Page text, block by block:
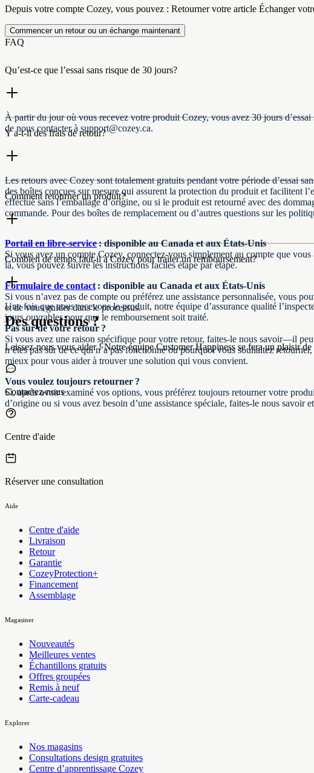
Depuis votre compte Cozey, vous pouvez : Retourner votre article Échanger
Commencer un retour ou un échange maintenant
FAQ
Qu’est-ce que l’essai sans risque de 30 jours?
À partir du jour où vous recevez votre produit Cozey, vous avez 30 jours
de nous contacter à support@cozey.ca.
Y a-t-il des frais de retour?
Les retours avec Cozey sont totalement gratuits pendant votre période d’essai
des boîtes conçues sur mesure qui assurent la protection du produit et facilitent
effectué sans l’emballage d’origine, ou si le produit est retourné avec des
commande. Pour des boîtes de remplacement ou d’autres questions sur les
Comment retourner un produit?
Portail en libre‑service: disponible au Canada et aux États‑Unis
Si vous avez un compte Cozey, connectez‑vous simplement au compte que
là, vous pouvez suivre les instructions faciles étape par étape.
Formulaire de contact : disponible au Canada et aux États‑Unis
Si vous n’avez pas de compte ou préférez une assistance personnalisée, vous
et de vous guider dans le processus.
Pas sûr de votre retour ?
Si vous avez une raison spécifique pour votre retour, faites‑le nous savoir—il
n’êtes pas sûr de ce qui n’a pas fonctionné ou pourquoi vous souhaitez
mieux pour vous aider à trouver une solution qui vous convient.
Vous voulez toujours retourner ?
Si, après avoir examiné vos options, vous préférez toujours retourner votre
d’origine ou si vous avez besoin d’une assistance spéciale, faites‑le nous
Combien de temps faut-il à Cozey pour traiter un remboursement?
Une fois que nous recevons le produit, notre équipe d’assurance qualité
jours ouvrables pour que le remboursement soit traité.
Des questions ?
Laissez-nous vous aider ! Notre équipe Customer Happiness se fera un plaisir
Contactez-nous
Centre d'aide
Réserver une consultation
Aide
Centre d'aide
Livraison
Retour
Garantie
CozeyProtection+
Financement
Assemblage
Magasiner
Nouveautés
Meilleures ventes
Échantillons gratuits
Offres groupées
Remis à neuf
Carte-cadeau
Explorer
Nos magasins
Consultations design gratuites
Centre d’apprentissage Cozey